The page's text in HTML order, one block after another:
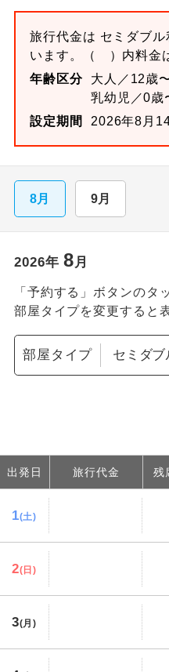
旅行代金は セミダブル
います。
（ ）内料金
年齢区分
大人／12歳
乳幼児／0歳
設定期間
2026年8月
8月 9月
2026年 8月
「予約する」ボタンのタ
部屋タイプを変更すると
部屋タイプ
出発日 旅行代金 残
1(土)
2(日)
3(月)